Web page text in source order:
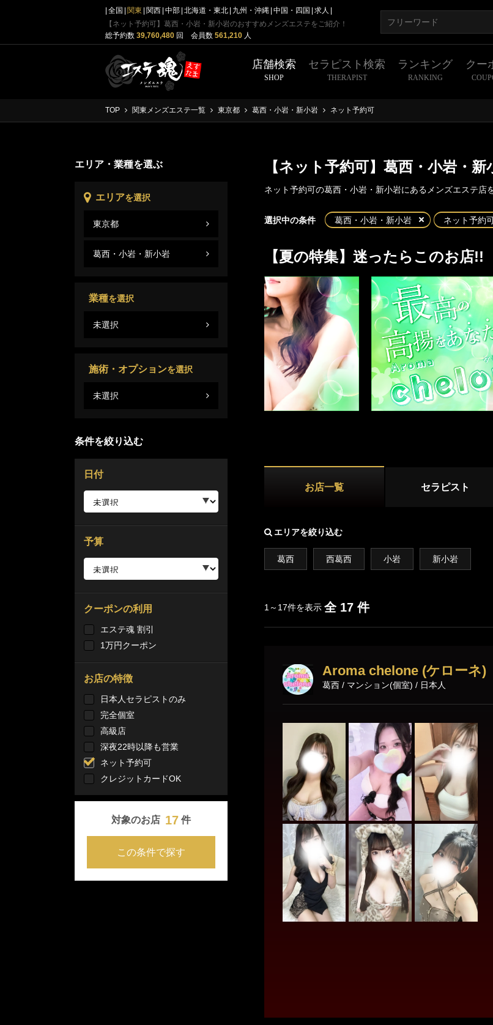
全国 関東 関西 中部 北海道・東北 九州・沖縄 中国・四国
求人
【ネット予約可】葛西・小岩・新小岩のおすすめメンズエステをご紹介！
総予約数 39,760,480 回 会員数 561,210 人
店舗検索
SHOP
セラピスト検索
THERAPIST
ランキング
RANKING
クー
TOP 関東メンズエステ一覧 東京都 葛西・小岩・新小岩 ネット予約可
【ネット予約可】葛西・小岩・
ネット予約可の葛西・小岩・新小岩にあるメンズエステ店
選択中の条件 葛西・小岩・新小岩 ネット予約
【夏の特集】迷ったらこのお店!!
お店一覧 セラピスト
エリアを絞り込む
葛西 西葛西 小岩 新小岩
1～17件を表示 全 17 件
Aroma chelone (ケローネ)
葛西 / マンション(個室) / 日本人
エリア・業種を選ぶ
エリアを選択
東京都
東京都 新宿・西東京エリア
新宿 大久保
吉祥寺・三鷹 国分寺
初台・幡ヶ谷・笹塚 調布・
西東京(田無)・東村山
池袋・大塚エリア
渋谷・代々木・表参道 六本木
東京駅・日本橋・八丁堀
上野・秋葉原・錦糸町エリア
錦糸町・亀戸 葛西・
市ヶ谷・四谷 上野・
日暮里・鶯谷 北千住
東京その他エリア
東京23区出張
葛西・小岩・新小岩
新小岩
業種を選択
未選択
店舗型
マンション型
出張
施術・オプションを選択
未選択
施術内容
ストレッチ
洗体
オ
条件を絞り込む
日付
予算
クーポンの利用
エステ魂 割引
1万円クーポン
お店の特徴
日本人セラピストのみ
完全個室
高級店
深夜22時以降も営業
ネット予約可
クレジットカードOK
対象のお店 17 件
この条件で探す